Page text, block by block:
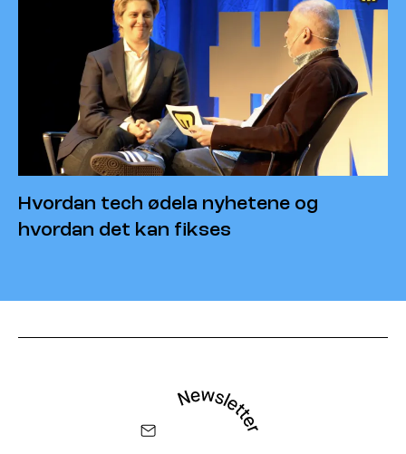
Hvordan tech ødela nyhetene og
hvordan det kan fikses